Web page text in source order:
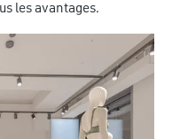
les avantages.